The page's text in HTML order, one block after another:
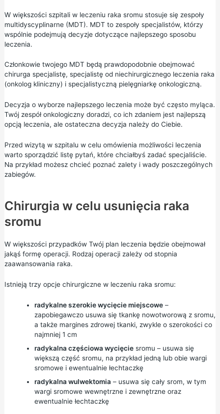
W większości szpitali w leczeniu raka sromu stosuje się zespoły
multidyscyplinarne (MDT). MDT to zespoły specjalistów, którzy
wspólnie podejmują decyzje dotyczące najlepszego sposobu
leczenia.
Członkowie twojego MDT będą prawdopodobnie obejmować
chirurga specjalistę, specjalistę od niechirurgicznego leczenia raka
(onkolog kliniczny) i specjalistyczną pielęgniarkę onkologiczną.
Decyzja o wyborze najlepszego leczenia może być często myląca.
Twój zespół onkologiczny doradzi, co ich zdaniem jest najlepszą
opcją leczenia, ale ostateczna decyzja należy do Ciebie.
Przed wizytą w szpitalu w celu omówienia możliwości leczenia
warto sporządzić listę pytań, które chciałbyś zadać specjaliście.
Na przykład możesz chcieć poznać zalety i wady poszczególnych
zabiegów.
Chirurgia w celu usunięcia raka
sromu
W większości przypadków Twój plan leczenia będzie obejmował
jakąś formę operacji. Rodzaj operacji zależy od stopnia
zaawansowania raka.
Istnieją trzy opcje chirurgiczne w leczeniu raka sromu:
radykalne szerokie wycięcie miejscowe–
zapobiegawczo usuwa się tkankę nowotworową z sromu,
a także margines zdrowej tkanki, zwykle o szerokości co
najmniej 1 cm
radykalna częściowa wycięciesromu – usuwa się
większą część sromu, na przykład jedną lub obie wargi
sromowe i ewentualnie łechtaczkę
radykalna wulwektomia – usuwa się cały srom, w tym
wargi sromowe wewnętrzne i zewnętrzne oraz
ewentualnie łechtaczkę